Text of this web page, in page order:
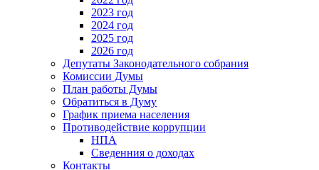
2023 год
2024 год
2025 год
2026 год
Депутаты Законодательного собрания
Комиссии Думы
План работы Думы
Обратиться в Думу
График приема населения
Противодействие коррупции
НПА
Сведенния о доходах
Контакты